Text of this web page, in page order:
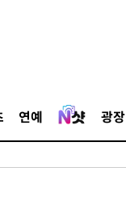
연예 광장